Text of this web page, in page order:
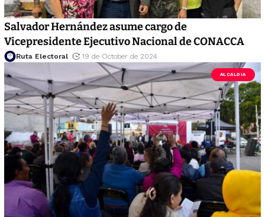
Salvador Hernández asume cargo de
Vicepresidente Ejecutivo Nacional de CONACCA
Ruta Electoral 19 de October de 2024
ALCALDIA